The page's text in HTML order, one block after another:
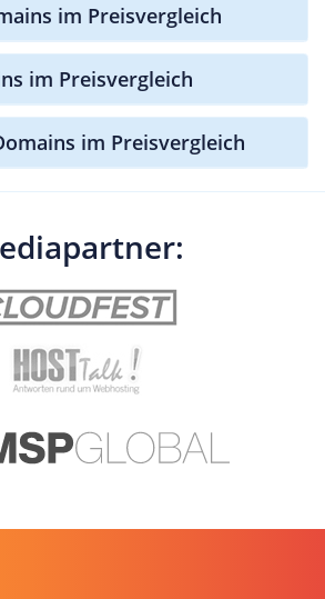
im Preisvergleich
im Preisvergleich
im Preisvergleich